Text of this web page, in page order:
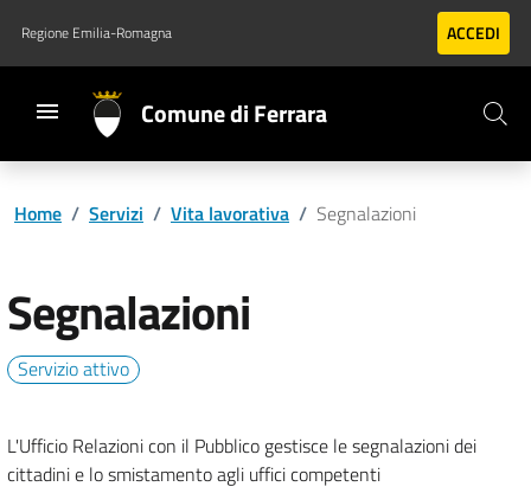
Vai al contenuto principale
Vai al footer
Regione Emilia-Romagna ACCEDI
Comune di Ferrara
Home / Servizi / Vita lavorativa / Segnalazioni
Segnalazioni
Servizio attivo
L'Ufficio Relazioni con il Pubblico gestisce le segnalazioni dei
cittadini e lo smistamento agli uffici competenti